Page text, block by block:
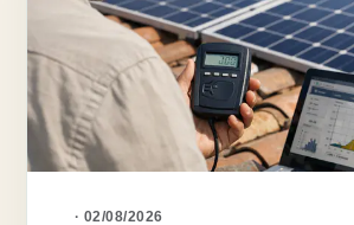
· 02/08/2026